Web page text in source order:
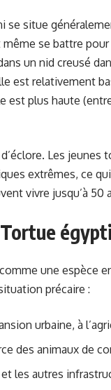
se situe
se battre
un nid creusé
est relativement
plus haute
Les jeunes
extrêmes, ce
vivre jusqu’à 50
une espèce
précaire :
urbaine, à
des animaux de
les autres